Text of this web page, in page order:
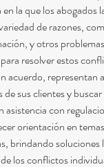
en la que los
de razones,
y otros
resolver estos
acuerdo, representan
de sus clientes y
asistencia con
orientación en
brindando soluciones
los conflictos